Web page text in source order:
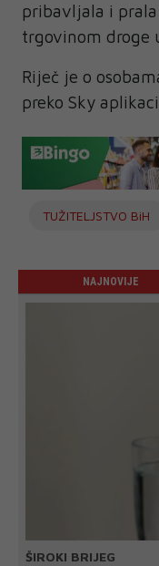
pribavljala i
trgovinom droge
Riječ je o
preko Sky
TUŽITELJSTVO BiH
NAJNOVIJE
ŠIROKI BRIJEG